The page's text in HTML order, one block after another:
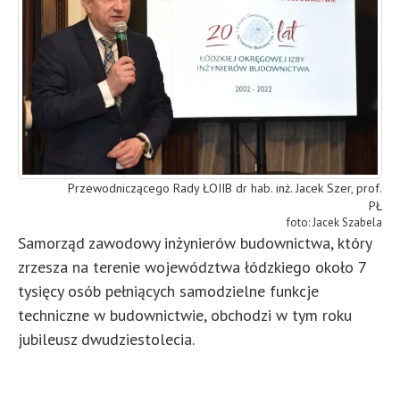
Przewodniczącego Rady ŁOIIB dr hab. inż. Jacek Szer, prof.
PŁ
Jacek Szabela
Samorząd zawodowy inżynierów budownictwa, który
zrzesza na terenie województwa łódzkiego około 7
tysięcy osób pełniących samodzielne funkcje
techniczne w budownictwie, obchodzi w tym roku
jubileusz dwudziestolecia.